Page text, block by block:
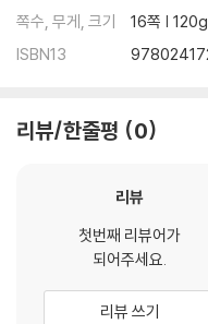
쪽수, 무게, 크기
16쪽 |
ISBN13
리뷰/한줄평 0
리뷰
첫번째 리뷰어가
되어주세요.
리뷰 쓰기